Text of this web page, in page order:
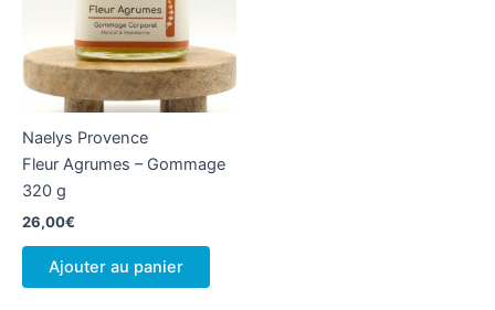
Naelys Provence
Fleur Agrumes – Gommage
320 g
26,00€
Ajouter au panier